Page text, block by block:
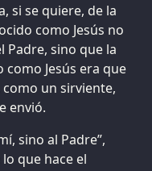
si se quiere, de la
como Jesús no
Padre, sino que la
Jesús era que
un sirviente,
envió.
sino al Padre”,
que hace el